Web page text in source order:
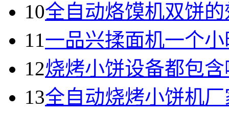
10全自动烙馍机双饼
11一品兴揉面机一个
12烧烤小饼设备都包
13全自动烧烤小饼机